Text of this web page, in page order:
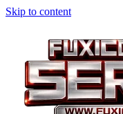
Skip to content